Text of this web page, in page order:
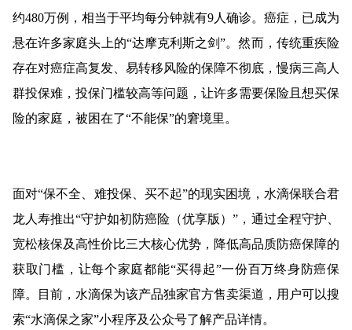
约480万例，相当于平均每分钟就有9人确诊。癌症，已成为
悬在许多家庭头上的“达摩克利斯之剑”。然而，传统重疾险
存在对癌症高复发、易转移风险的保障不彻底，慢病三高人
群投保难，投保门槛较高等问题，让许多需要保险且想买保
险的家庭，被困在了“不能保”的窘境里。
面对“保不全、难投保、买不起”的现实困境，水滴保联合君
龙人寿推出“守护如初防癌险（优享版）”，通过全程守护、
宽松核保及高性价比三大核心优势，降低高品质防癌保障的
获取门槛，让每个家庭都能“买得起”一份百万终身防癌保
障。目前，水滴保为该产品独家官方售卖渠道，用户可以搜
索“水滴保之家”小程序及公众号了解产品详情。